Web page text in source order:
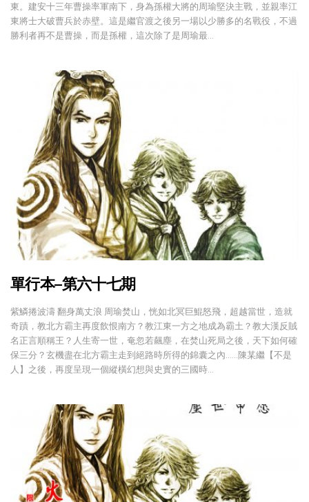
東。建安十三年曹操率軍南下，身為孫權大將的周瑜堅決主戰，並親率江
東將士大破曹兵於赤壁。這是繼官渡之後另一場以少勝多的名戰役，不過
勝利者再不是曹操，而是孫權，這次除了是周瑜最…
單行本–第六十七期
紫鱗捲波濤 翻身萬丈浪 周瑜焚山，恍如北冥巨鯤怒飛，超越當世，造就
奇蹟，教北方霸主再度飲恨南方？教江東一方之地成為霸土？教大漢反賊
名正言順稱王？人生寄一世，奄忽若飆塵，在焚山死局之後，天下如何確
保三分？玄機盡在北方霸主走到絕路時所得的錦囊之內……陳某繼【不是
人】之後，再度呈現一個縱橫幻想與史實的三國時…